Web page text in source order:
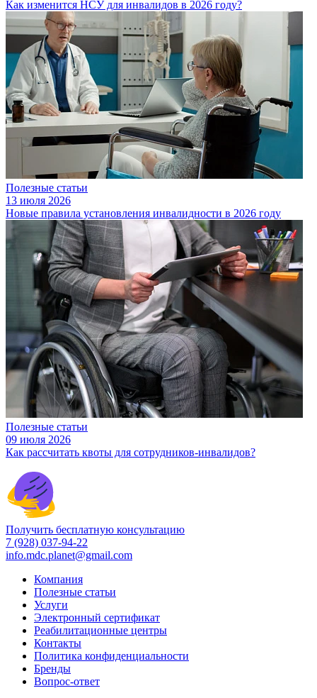
Как изменится НСУ для инвалидов в 2026 году?
Полезные статьи
13 июля 2026
Новые правила установления инвалидности в 2026 году
Полезные статьи
09 июля 2026
Как рассчитать квоты для сотрудников-инвалидов?
Получить бесплатную консультацию
7 (928) 037-94-22
info.mdc.planet@gmail.com
Компания
Полезные статьи
Услуги
Электронный сертификат
Реабилитационные центры
Контакты
Политика конфиденциальности
Бренды
Вопрос-ответ